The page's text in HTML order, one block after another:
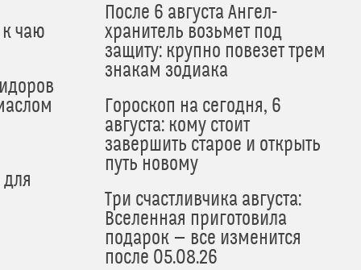
чаю
После 6 августа Ангел-
хранитель возьмет под
защиту: крупно повезет трем
знакам зодиака
Гороскоп на сегодня, 6
августа: кому стоит
завершить старое и открыть
путь новому
Три счастливчика августа:
Вселенная приготовила
подарок — все изменится
после 05.08.26